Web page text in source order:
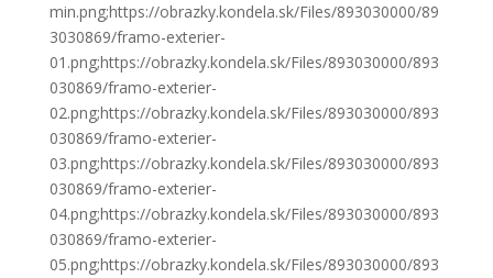
min.png;https://obrazky.kondela.sk/Files/893030000/89
3030869/framo-exterier-
01.png;https://obrazky.kondela.sk/Files/893030000/893
030869/framo-exterier-
02.png;https://obrazky.kondela.sk/Files/893030000/893
030869/framo-exterier-
03.png;https://obrazky.kondela.sk/Files/893030000/893
030869/framo-exterier-
04.png;https://obrazky.kondela.sk/Files/893030000/893
030869/framo-exterier-
05.png;https://obrazky.kondela.sk/Files/893030000/893